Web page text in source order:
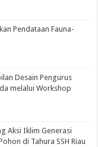
Pendataan Fauna-
Desain Pengurus
melalui Workshop
Aksi Iklim Generasi
di Tahura SSH Riau